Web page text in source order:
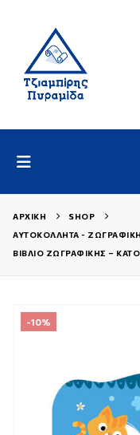
ΑΡΧΙΚΉ
SHOP
ΑΥΤΟΚΌΛΛΗΤΑ -
ΒΙΒΛΊΟ ΖΩΓΡΑΦΙΚΉΣ –
-10%